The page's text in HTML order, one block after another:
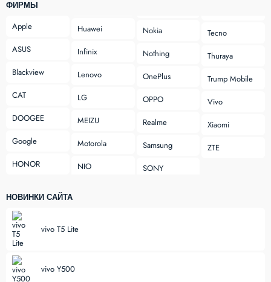
ФИРМЫ
Apple
ASUS
Blackview
CAT
DOOGEE
Google
HONOR
Huawei
Infinix
Lenovo
LG
MEIZU
Motorola
NIO
Nokia
Nothing
OnePlus
OPPO
Realme
Samsung
SONY
Tecno
Thuraya
Trump Mobile
Vivo
Xiaomi
ZTE
НОВИНКИ САЙТА
vivo T5 Lite
vivo Y500